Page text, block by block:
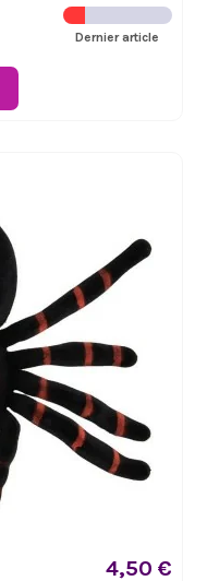
Dernier article
4,50 €